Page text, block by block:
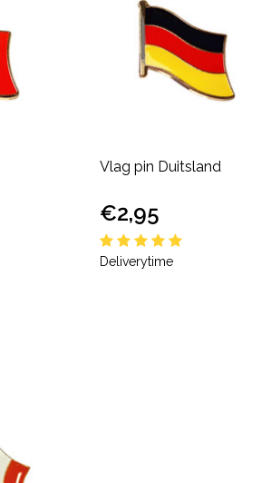
Vlag pin Duitsland
€2,95
Deliverytime